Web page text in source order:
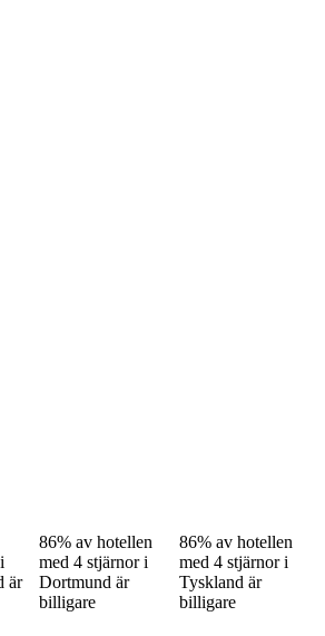
är
86% av hotellen
med 4 stjärnor i
Dortmund är
billigare
86% av hotellen
med 4 stjärnor i
Tyskland är
billigare